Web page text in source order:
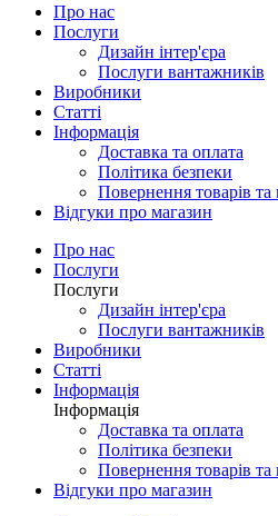
Про нас
Послуги
Дизайн інтер'єра
Послуги вантажників
Виробники
Статті
Інформація
Доставка та оплата
Політика безпеки
Повернення товарів та
Відгуки про магазин
Про нас
Послуги
Послуги
Дизайн інтер'єра
Послуги вантажників
Виробники
Статті
Інформація
Інформація
Доставка та оплата
Політика безпеки
Повернення товарів та
Відгуки про магазин